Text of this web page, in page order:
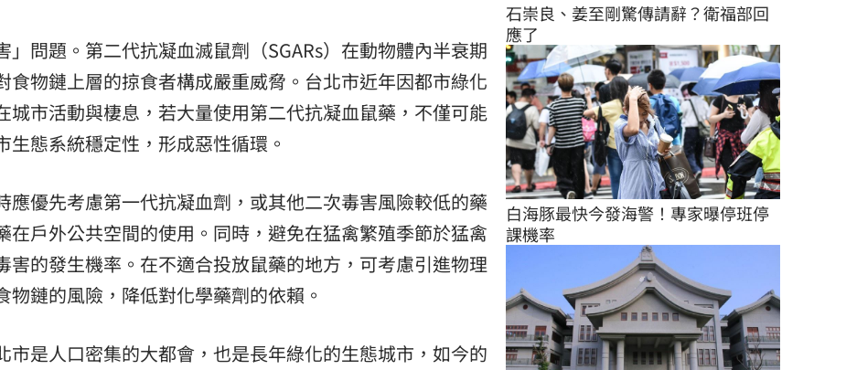
問題。第二代抗凝血滅鼠劑（SGARs）在動物體內半衰期
食物鏈上層的掠食者構成嚴重威脅。台北市近年因都市綠化
城市活動與棲息，若大量使用第二代抗凝血鼠藥，不僅可能
態系統穩定性，形成惡性循環。
應優先考慮第一代抗凝血劑，或其他二次毒害風險較低的藥
在戶外公共空間的使用。同時，避免在猛禽繁殖季節於猛禽
害的發生機率。在不適合投放鼠藥的地方，可考慮引進物理
鏈的風險，降低對化學藥劑的依賴。
市是人口密集的大都會，也是長年綠化的生態城市，如今的
石崇良、姜至剛驚傳請辭？衛福部回
應了
白海豚最快今發海警！專家曝停班停
課機率